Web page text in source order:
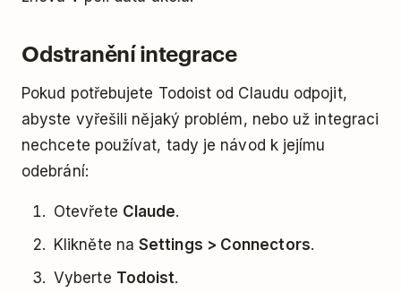
Odstranění integrace
Pokud potřebujete Todoist od Claudu odpojit,
abyste vyřešili nějaký problém, nebo už integraci
nechcete používat, tady je návod k jejímu
odebrání:
Otevřete Claude.
Klikněte naSettings > Connectors.
Vyberte Todoist.